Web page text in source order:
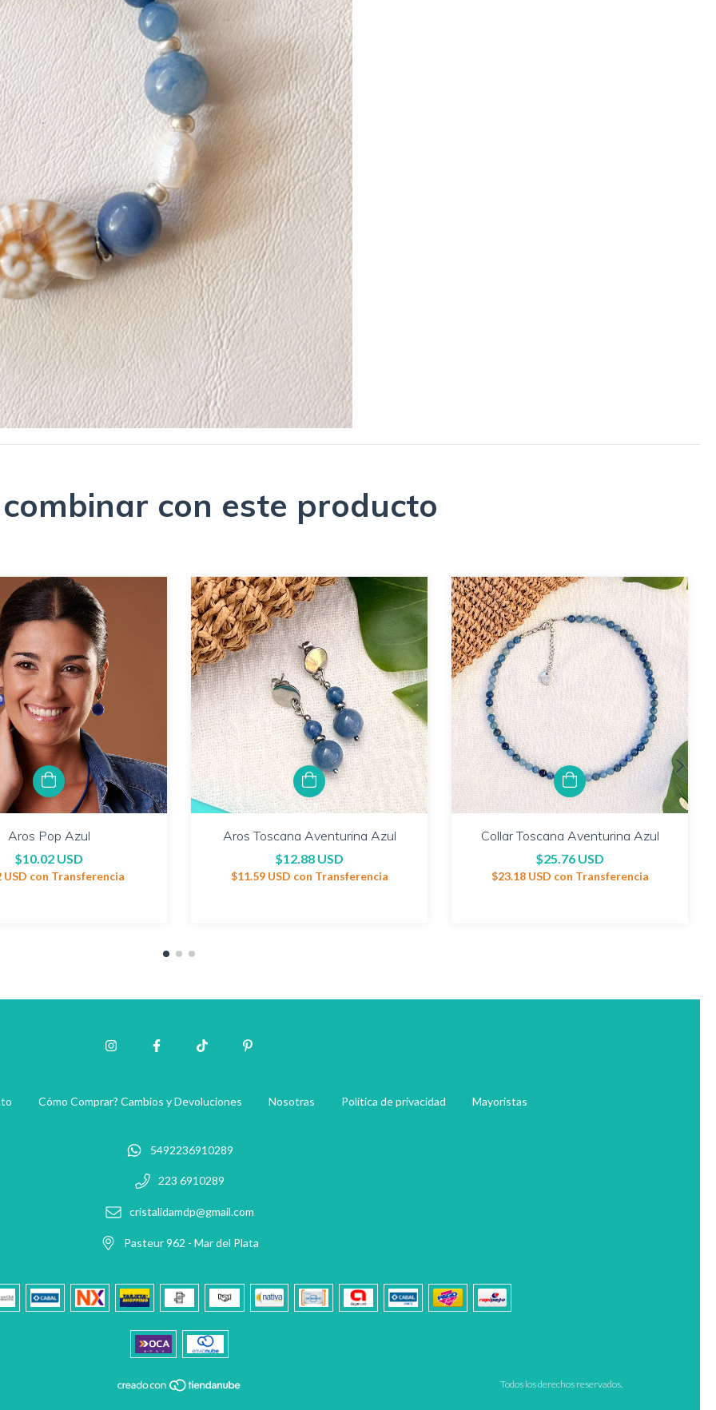
con este producto
Aros Pop Azul
$10.02 USD
USD con Transferencia
Aros Toscana Aventurina Azul
$12.88 USD
$11.59 USD con Transferencia
Collar Toscana Aventurina Azul
$25.76 USD
$23.18 USD con Transferencia
Cómo Comprar? Cambios y Devoluciones Nosotras Política de privacidad Mayoristas
5492236910289
223 6910289
cristalidamdp@gmail.com
Pasteur 962 - Mar del Plata
Todos los derechos reservados.